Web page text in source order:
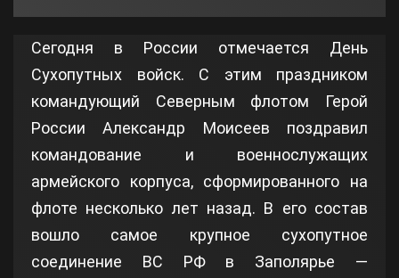
Сегодня в России отмечается День
Сухопутных войск. С этим праздником
командующий Северным флотом Герой
России Александр Моисеев поздравил
командование и военнослужащих
армейского корпуса, сформированного на
флоте несколько лет назад. В его состав
вошло самое крупное сухопутное
соединение ВС РФ в Заполярье —